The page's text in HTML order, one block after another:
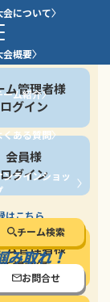
会について
会概要
ーム紹介
くある質問
ンラインショッ
チーム検索
お問合せ
停止する
ム管理者様
ログイン
会員様
ログイン
はこちら
ム管理者様
新規登録
み取れ！
な意味が